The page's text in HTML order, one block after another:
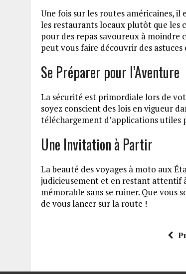
Une fois sur les routes américaines, il
les restaurants locaux plutôt que les
pour des repas savoureux à moindre
peut vous faire découvrir des astuces
Se Préparer pour l’Aventure
La sécurité est primordiale lors de
soyez conscient des lois en vigueur
téléchargement d’applications utiles
Une Invitation à Partir
La beauté des voyages à moto aux
judicieusement et en restant attentif
mémorable sans se ruiner. Que
de vous lancer sur la route !